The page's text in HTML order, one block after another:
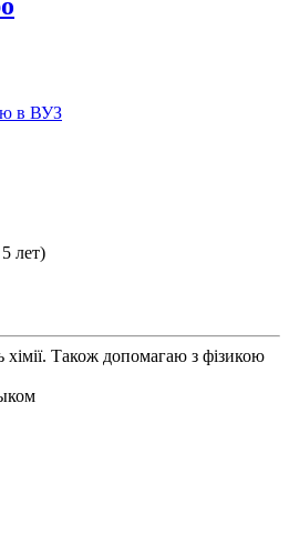
в ВУЗ
лет)
Також допомагаю з фізикою